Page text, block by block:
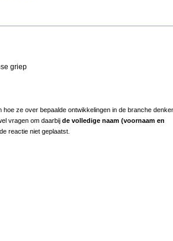
griep
ze over bepaalde ontwikkelingen in de branche
vragen om daarbij de volledige naam (voornaam en
reactie niet geplaatst.